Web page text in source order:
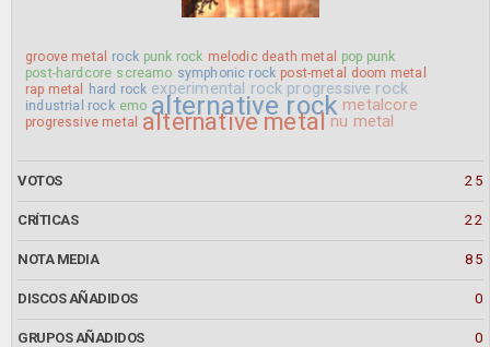
groove metal rock punk rock melodic death metal
pop punk
post-hardcore screamo symphonic rock post-metal
doom metal
rap metal
hard rock experimental rock progressive rock
industrial rock emo alternative rock metalcore
progressive metal alternative metal nu metal
VOTOS 25
CRÍTICAS 22
NOTA MEDIA 85
DISCOS AÑADIDOS 0
GRUPOS AÑADIDOS 0